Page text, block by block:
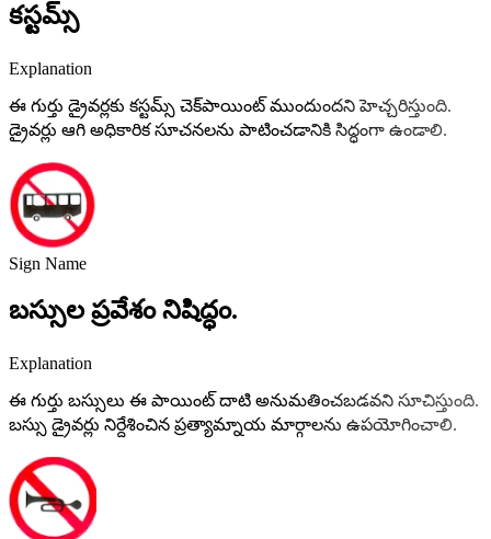
కస్టమ్స్
Explanation
ఈ గుర్తు డ్రైవర్లకు కస్టమ్స్ చెక్‌పాయింట్ ముందుందని హెచ్చరిస్తుంది.
డ్రైవర్లు ఆగి అధికారిక సూచనలను పాటించడానికి సిద్ధంగా ఉండాలి.
Sign Name
బస్సుల ప్రవేశం నిషిద్ధం.
Explanation
ఈ గుర్తు బస్సులు ఈ పాయింట్ దాటి అనుమతించబడవని సూచిస్తుంది.
బస్సు డ్రైవర్లు నిర్దేశించిన ప్రత్యామ్నాయ మార్గాలను ఉపయోగించాలి.